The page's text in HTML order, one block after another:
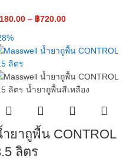
180.00 – ฿720.00
ยาถูพื้น CONTROL
ลิตร